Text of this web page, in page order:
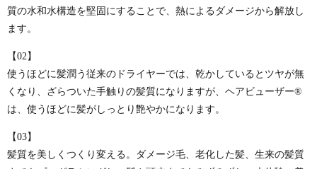
質の水和水構造を堅固にすることで、熱によるダメージから解放し
ます。
【02】
使うほどに髪潤う従来のドライヤーでは、乾かしているとツヤが無
くなり、ざらついた手触りの髪質になりますが、ヘアビューザー®
は、使うほどに髪がしっとり艶やかになります。
【03】
髪質を美しくつくり変える。ダメージ毛、老化した髪、生来の髪質